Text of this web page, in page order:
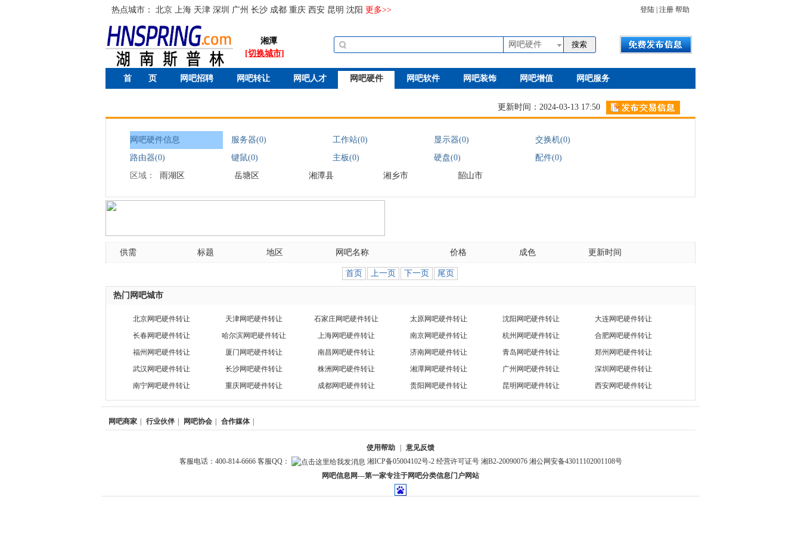
热点城市： 北京 上海 天津 深圳 广州 长沙 成都 重庆 西安 昆明 沈阳 更多>> 登陆 注册 帮助
湘潭
[切换城市]
网吧硬件
首 页 网吧招聘 网吧转让 网吧人才 网吧硬件 网吧软件 网吧装饰 网吧增值 网吧服务
更新时间：2024-03-13 17:50
网吧硬件信息 服务器(0) 工作站(0) 显示器(0)
交换机(0)
路由器(0)
键鼠(0) 主板(0) 硬盘(0)
配件(0)
区域：
雨湖区 岳塘区 湘潭县 湘乡市 韶山市
供需 标题 地区 网吧名称 价格 成色 更新时间
首页 上一页 下一页 尾页
热门网吧城市
北京网吧硬件转让 天津网吧硬件转让 石家庄网吧硬件转让 太原网吧硬件转让 沈阳网吧硬件转让
大连网吧硬件转让
长春网吧硬件转让
哈尔滨网吧硬件转让 上海网吧硬件转让 南京网吧硬件转让 杭州网吧硬件转让
合肥网吧硬件转让
福州网吧硬件转让
厦门网吧硬件转让 南昌网吧硬件转让 济南网吧硬件转让 青岛网吧硬件转让
郑州网吧硬件转让
武汉网吧硬件转让
长沙网吧硬件转让 株洲网吧硬件转让 湘潭网吧硬件转让 广州网吧硬件转让
深圳网吧硬件转让
南宁网吧硬件转让
重庆网吧硬件转让 成都网吧硬件转让 贵阳网吧硬件转让 昆明网吧硬件转让 西安网吧硬件转让
网吧商家 行业伙伴 网吧协会 合作媒体
使用帮助
意见反馈
客服电话：400-814-6666 客服QQ：
湘ICP备05004102号-2 经营许可证号 湘B2-20090076 湘公网安备43011102001108号
网吧信息网---第一家专注于网吧分类信息门户网站